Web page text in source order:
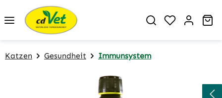
Zum Hauptinhalt springen
Du hast 0
Katzen Gesundheit Immunsystem
Bildergalerie überspringen